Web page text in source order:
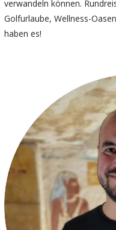
verwandeln können.
Golfurlaube, Wellness-
haben es!